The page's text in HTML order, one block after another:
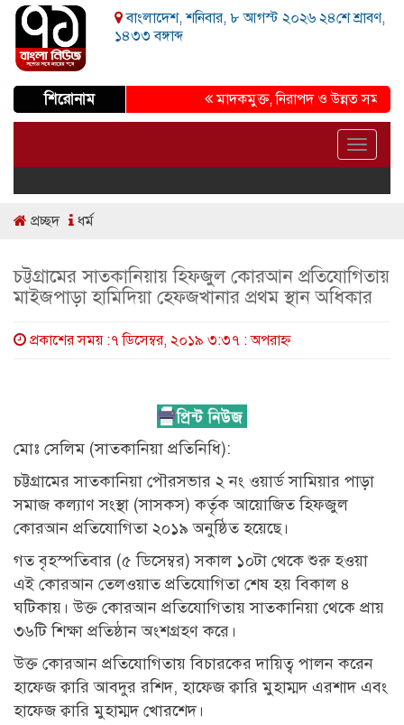
বাংলাদেশ, শনিবার, ৮ আগস্ট ২০২৬ ২৪শে শ্রাবণ,
১৪৩৩ বঙ্গাব্দ
শিরোনাম মাদকমুক্ত, নিরাপদ ও উন্নত সমাজ গড়ার
Toggle
প্রচ্ছদ ধর্ম
চট্টগ্রামের সাতকানিয়ায় হিফজুল কোরআন প্রতিযোগিতায়
মাইজপাড়া হামিদিয়া হেফজখানার প্রথম স্থান অধিকার
প্রকাশের সময় :৭ ডিসেম্বর, ২০১৯ ৩:৩৭ : অপরাহ্ণ
মোঃ সেলিম (সাতকানিয়া প্রতিনিধি):
চট্টগ্রামের সাতকানিয়া পৌরসভার ২ নং ওয়ার্ড সামিয়ার পাড়া
সমাজ কল্যাণ সংস্থা (সাসকস) কর্তৃক আয়োজিত হিফজুল
কোরআন প্রতিযোগিতা ২০১৯ অনুষ্ঠিত হয়েছে।
গত বৃহস্পতিবার (৫ ডিসেম্বর) সকাল ১০টা থেকে শুরু হওয়া
এই কোরআন তেলওয়াত প্রতিযোগিতা শেষ হয় বিকাল ৪
ঘটিকায়। উক্ত কোরআন প্রতিযোগিতায় সাতকানিয়া থেকে প্রায়
৩৬টি শিক্ষা প্রতিষ্ঠান অংশগ্রহণ করে।
উক্ত কোরআন প্রতিযোগিতায় বিচারকের দায়িত্ব পালন করেন
হাফেজ ক্বারি আবদুর রশিদ, হাফেজ ক্বারি মুহাম্মদ এরশাদ এবং
হাফেজ ক্বারি মুহাম্মদ খোরশেদ।